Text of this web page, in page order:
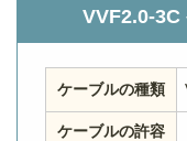
VVF2.0-3C
ケーブルの種類
ケーブルの許容